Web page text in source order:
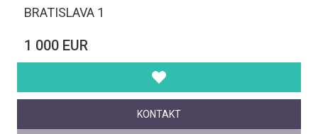
BRATISLAVA 1
1 000 EUR
KONTAKT